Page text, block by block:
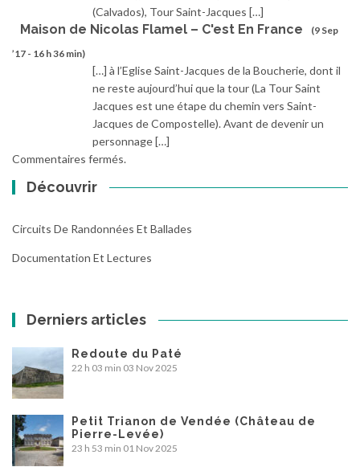
(Calvados), Tour Saint-Jacques […]
Maison de Nicolas Flamel – C'est En France
(9 Sep
’17 - 16 h 36 min)
[…] à l’Eglise Saint-Jacques de la Boucherie, dont il
ne reste aujourd’hui que la tour (La Tour Saint
Jacques est une étape du chemin vers Saint-
Jacques de Compostelle). Avant de devenir un
personnage […]
Commentaires fermés.
Découvrir
Circuits De Randonnées Et Ballades
Documentation Et Lectures
Derniers articles
Redoute du Paté
22 h 03 min 03 Nov 2025
Petit Trianon de Vendée (Château de
Pierre-Levée)
23 h 53 min 01 Nov 2025